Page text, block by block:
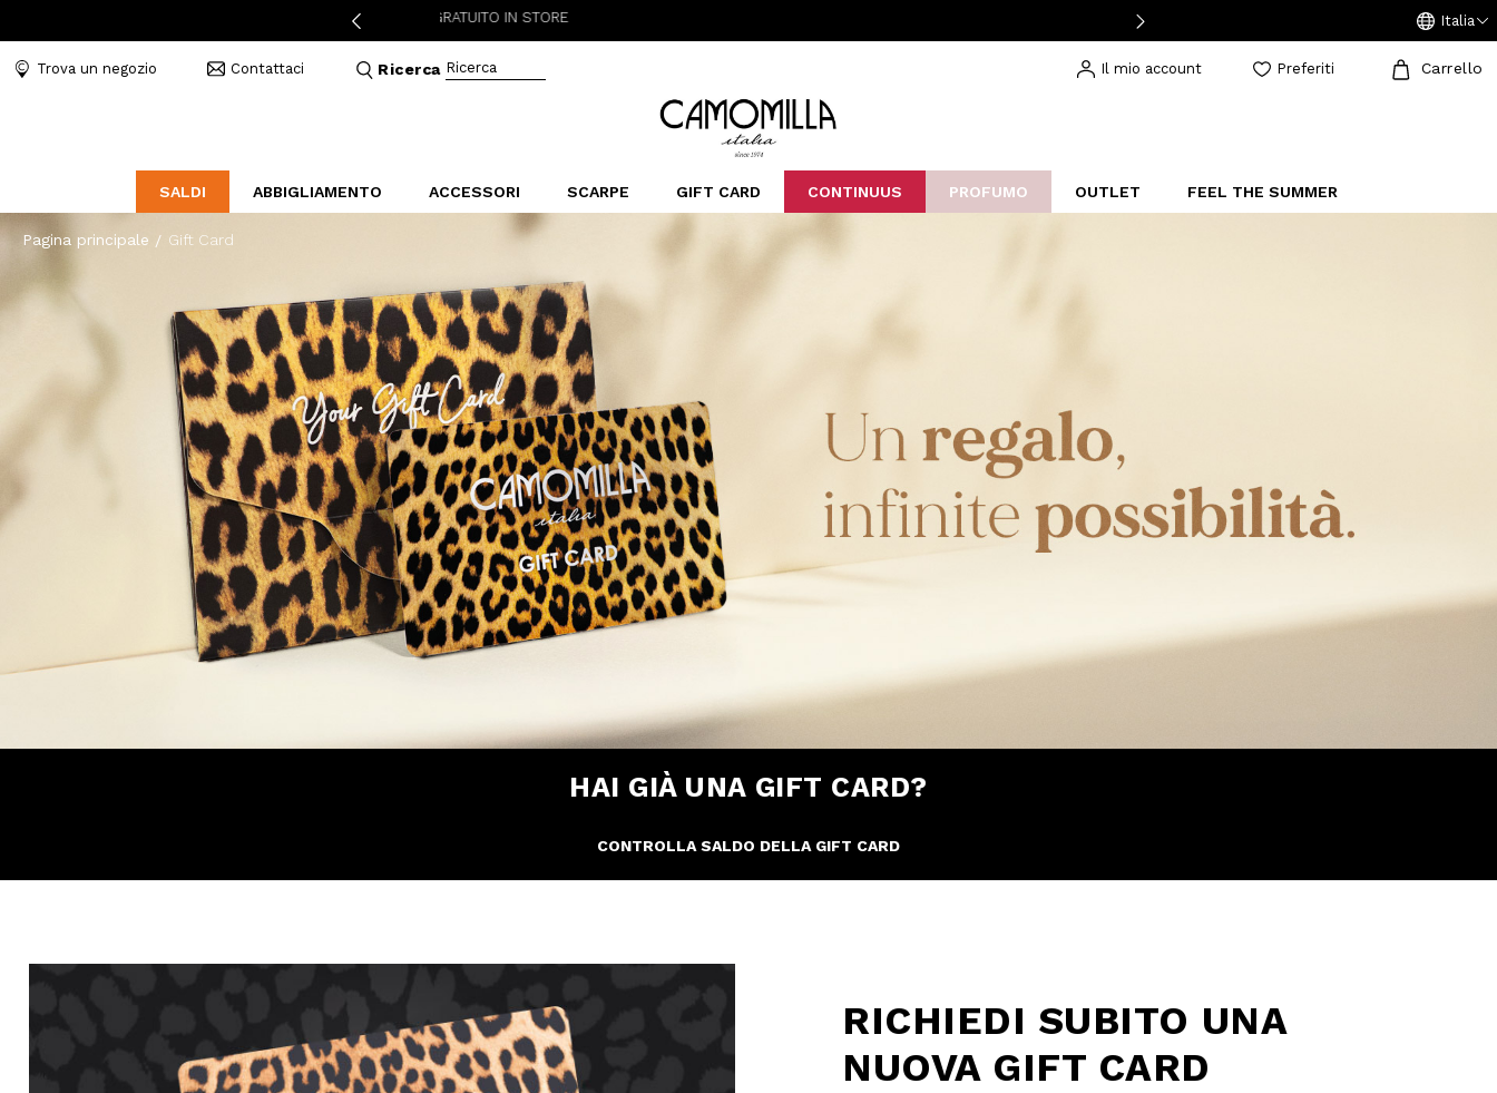
RESO GRATUITO IN STORE Italia
Trova un negozio Contattaci Ricerca
Ricerca Il mio account Preferiti Carrello
Camomilla Italia®
SALDI ABBIGLIAMENTO
Elegant Stories
Abiti e tute
Camicie e bluse
Piumini
Cappotti
Giubbini
Giacche
Gilet
Maglie
Cardigan
Pantaloni
ACCESSORI
Borse
Accessori Mare
Cinture
Bijoux
Cappelli
Sciarpe e Foulard
Portafogli e Beauty
Occhiali da Sole
Ombrelli
Gift box
SCARPE
Mocassini
Sandali
Sneakers
GIFT CARD CONTINUUS PROFUMO OUTLET FEEL THE SUMMER
Pagina principale Gift Card
HAI GIÀ UNA GIFT CARD?
CONTROLLA SALDO DELLA GIFT CARD
RICHIEDI SUBITO UNA
NUOVA GIFT CARD